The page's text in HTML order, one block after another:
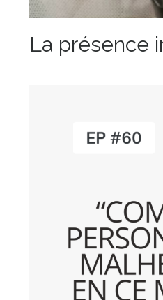
La présence